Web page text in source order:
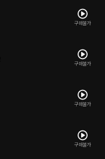
구매불가
구매불가
구매불가
구매불가